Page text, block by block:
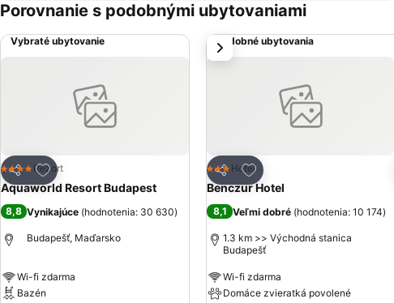
Porovnanie s podobnými ubytovaniami
Vybraté ubytovanie
Zdieľať
Pridať do obľúbených
4 Počet hviezdičiek
Rezort
Aquaworld Resort Budapest
8,8 Vynikajúce (hodnotenia: 30 630)
Budapešť, Maďarsko
Wi-fi zdarma
Bazén
Podobné ubytovania
Zdieľať
Pridať do obľúbených
3 Počet hviezdičiek
Hotel
Benczur Hotel
8,1 Veľmi dobré (hodnotenia: 10 174)
1.3 km >> Východná stanica
Budapešť
Wi-fi zdarma
Domáce zvieratká povolené
next